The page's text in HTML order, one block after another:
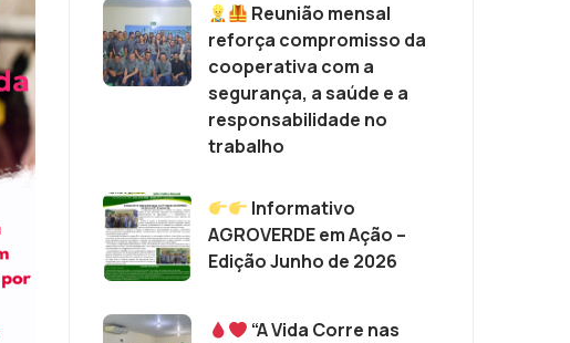
Reunião mensal
reforça compromisso da
cooperativa com a
segurança, a saúde e a
responsabilidade no
trabalho
Informativo
AGROVERDE em Ação –
Edição Junho de 2026
“A Vida Corre nas